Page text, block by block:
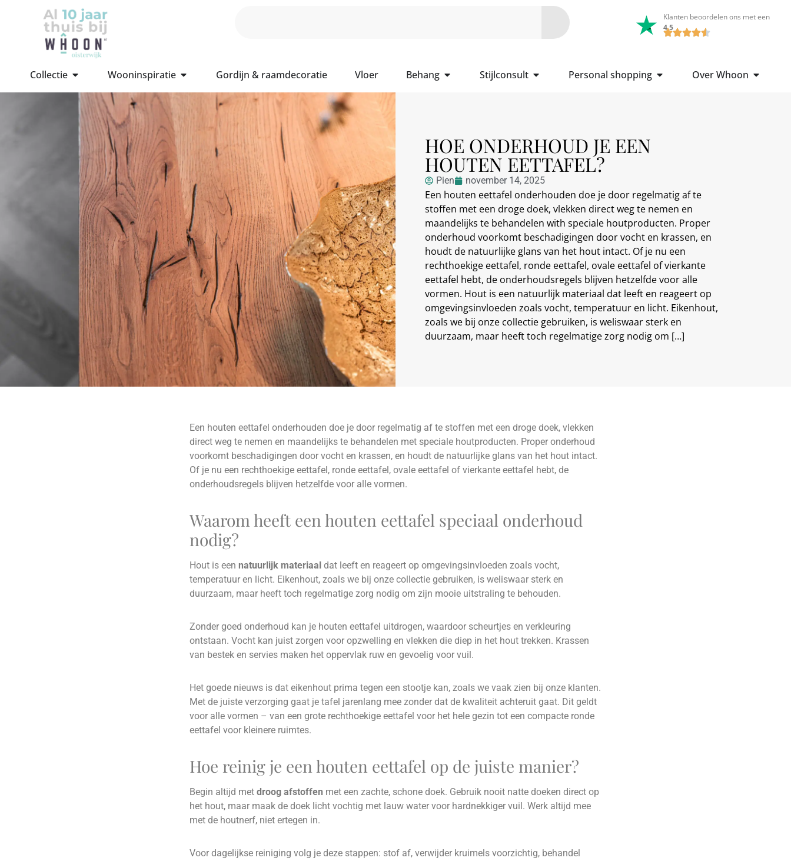
Klanten beoordelen ons met een
4.5
Collectie Wooninspiratie Gordijn & raamdecoratie Vloer Behang Stijlconsult Personal shopping Over Whoon
HOE ONDERHOUD JE EEN
HOUTEN EETTAFEL?
Pien november 14, 2025
Een houten eettafel onderhouden doe je door regelmatig af te
stoffen met een droge doek, vlekken direct weg te nemen en
maandelijks te behandelen with speciale houtproducten. Proper
onderhoud voorkomt beschadigingen door vocht en krassen, en
houdt de natuurlijke glans van het hout intact. Of je nu een
rechthoekige eettafel, ronde eettafel, ovale eettafel of vierkante
eettafel hebt, de onderhoudsregels blijven hetzelfde voor alle
vormen. Hout is een natuurlijk materiaal dat leeft en reageert op
omgevingsinvloeden zoals vocht, temperatuur en licht. Eikenhout,
zoals we bij onze collectie gebruiken, is weliswaar sterk en
duurzaam, maar heeft toch regelmatige zorg nodig om […]
Een houten eettafel onderhouden doe je door regelmatig af te stoffen met een droge doek, vlekken
direct weg te nemen en maandelijks te behandelen met speciale houtproducten. Proper onderhoud
voorkomt beschadigingen door vocht en krassen, en houdt de natuurlijke glans van het hout intact.
Of je nu een rechthoekige eettafel, ronde eettafel, ovale eettafel of vierkante eettafel hebt, de
onderhoudsregels blijven hetzelfde voor alle vormen.
Waarom heeft een houten eettafel speciaal onderhoud
nodig?
Hout is een natuurlijk materiaal dat leeft en reageert op omgevingsinvloeden zoals vocht,
temperatuur en licht. Eikenhout, zoals we bij onze collectie gebruiken, is weliswaar sterk en
duurzaam, maar heeft toch regelmatige zorg nodig om zijn mooie uitstraling te behouden.
Zonder goed onderhoud kan je houten eettafel uitdrogen, waardoor scheurtjes en verkleuring
ontstaan. Vocht kan juist zorgen voor opzwelling en vlekken die diep in het hout trekken. Krassen
van bestek en servies maken het oppervlak ruw en gevoelig voor vuil.
Het goede nieuws is dat eikenhout prima tegen een stootje kan, zoals we vaak zien bij onze klanten.
Met de juiste verzorging gaat je tafel jarenlang mee zonder dat de kwaliteit achteruit gaat. Dit geldt
voor alle vormen – van een grote rechthoekige eettafel voor het hele gezin tot een compacte ronde
eettafel voor kleinere ruimtes.
Hoe reinig je een houten eettafel op de juiste manier?
Begin altijd met droog afstoffen met een zachte, schone doek. Gebruik nooit natte doeken direct op
het hout, maar maak de doek licht vochtig met lauw water voor hardnekkiger vuil. Werk altijd mee
met de houtnerf, niet ertegen in.
Voor dagelijkse reiniging volg je deze stappen: stof af, verwijder kruimels voorzichtig, behandel